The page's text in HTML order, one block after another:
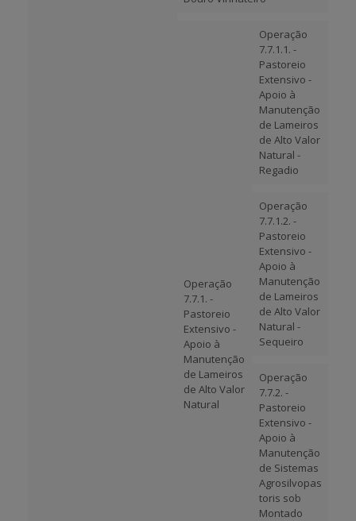
Operação
7.7.1. -
Pastoreio
Extensivo -
Apoio à
Manutenção
de Lameiros
de Alto Valor
Natural
Operação
7.7.1.1. -
Pastoreio
Extensivo -
Apoio à
Manutenção
de Lameiros
de Alto Valor
Natural -
Regadio
Operação
7.7.1.2. -
Pastoreio
Extensivo -
Apoio à
Manutenção
de Lameiros
de Alto Valor
Natural -
Sequeiro
Operação
7.7.2. -
Pastoreio
Extensivo -
Apoio à
Manutenção
de Sistemas
Agrosilvopas
toris sob
Montado